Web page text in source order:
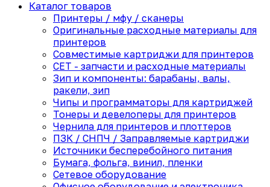
Каталог товаров
Принтеры / мфу / сканеры
Оригинальные расходные материалы для
принтеров
Совместимые картриджи для принтеров
CET - запчасти и расходные материалы
Зип и компоненты: барабаны, валы,
ракели, зип
Чипы и программаторы для картриджей
Тонеры и девелоперы для принтеров
Чернила для принтеров и плоттеров
ПЗК / СНПЧ / Заправляемые картриджи
Источники бесперебойного питания
Бумага, фольга, винил, пленки
Сетевое оборудование